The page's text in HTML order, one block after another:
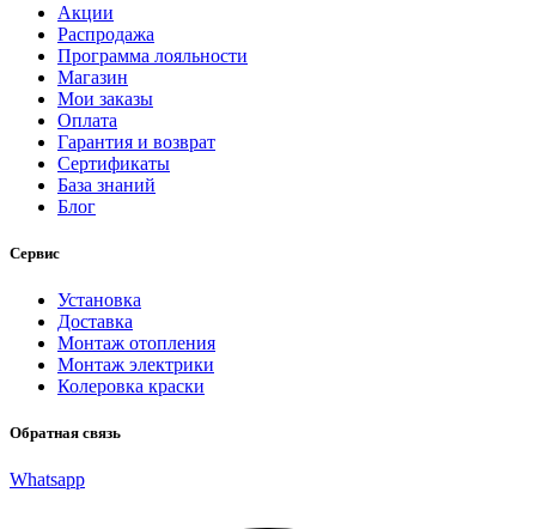
Акции
Распродажа
Программа лояльности
Магазин
Мои заказы
Оплата
Гарантия и возврат
Сертификаты
База знаний
Блог
Сервис
Установка
Доставка
Монтаж отопления
Монтаж электрики
Колеровка краски
Обратная связь
Whatsapp